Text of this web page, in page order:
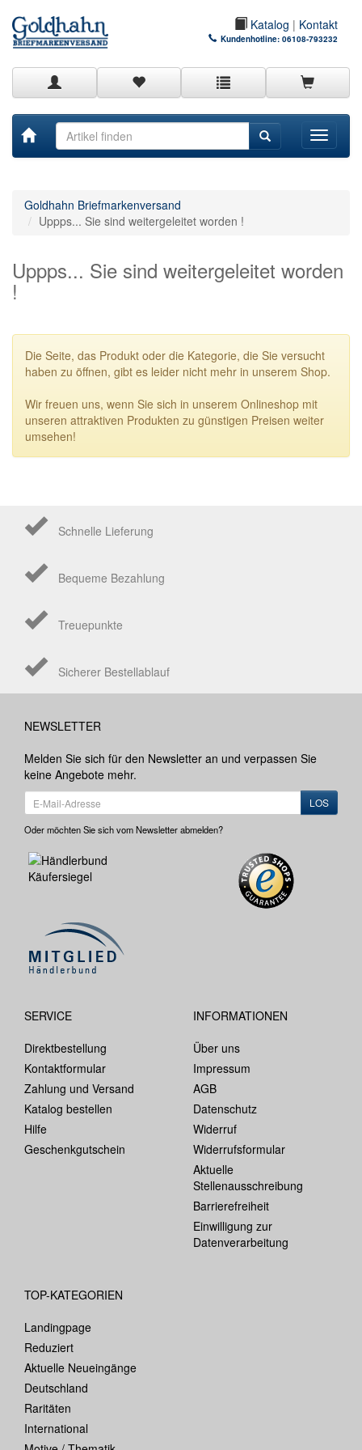
Katalog | Kontakt
Kundenhotline: 06108-793232
Toggle
Goldhahn Briefmarkenversand
Uppps... Sie sind weitergeleitet worden !
Uppps... Sie sind weitergeleitet worden
!
Die Seite, das Produkt oder die Kategorie, die Sie versucht
haben zu öffnen, gibt es leider nicht mehr in unserem Shop.
Wir freuen uns, wenn Sie sich in unserem Onlineshop mit
unseren attraktiven Produkten zu günstigen Preisen weiter
umsehen!
Schnelle Lieferung
Bequeme Bezahlung
Treuepunkte
Sicherer Bestellablauf
NEWSLETTER
Melden Sie sich für den Newsletter an und verpassen Sie
keine Angebote mehr.
LOS
Oder möchten Sie sich vom Newsletter abmelden?
SERVICE
Direktbestellung
Kontaktformular
Zahlung und Versand
Katalog bestellen
Hilfe
Geschenkgutschein
INFORMATIONEN
Über uns
Impressum
AGB
Datenschutz
Widerruf
Widerrufsformular
Aktuelle
Stellenausschreibung
Barrierefreiheit
Einwilligung zur
Datenverarbeitung
TOP-KATEGORIEN
Landingpage
Reduziert
Aktuelle Neueingänge
Deutschland
Raritäten
International